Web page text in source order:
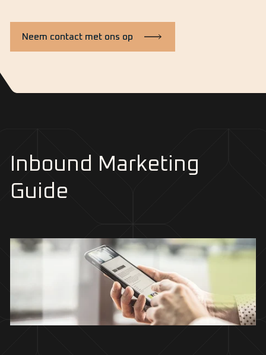
Neem contact met ons op
Inbound Marketing
Guide